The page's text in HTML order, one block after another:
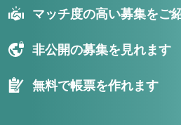
マッチ度の高い募集をご
非公開の募集を見れます
無料で帳票を作れます